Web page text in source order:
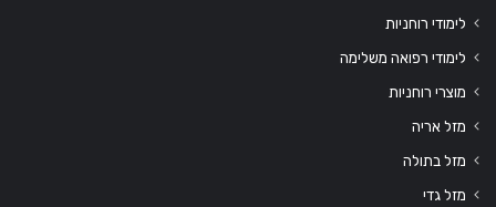
לימודי רוחניות
לימודי רפואה משלימה
מוצרי רוחניות
מזל אריה
מזל בתולה
מזל גדי